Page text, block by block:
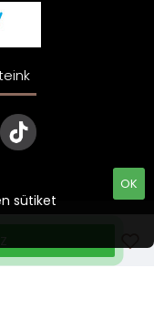
OK
sütiket